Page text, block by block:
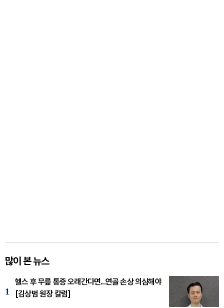
많이 본 뉴스
1
헬스 후 무릎 통증 오래간다면...연골 손상 의심해야
[김상범 원장 칼럼]